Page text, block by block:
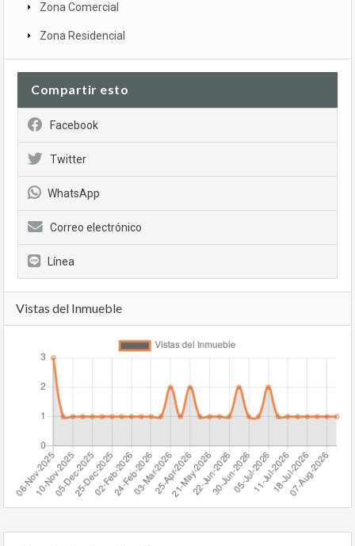
Zona Comercial
Zona Residencial
Compartir esto
Facebook
Twitter
WhatsApp
Correo electrónico
Línea
Vistas del Inmueble